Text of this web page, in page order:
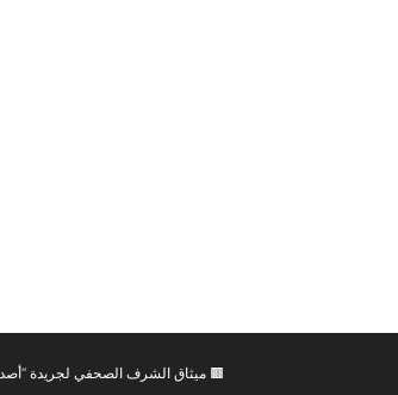
🟫 ميثاق الشرف الصحفي لجريدة